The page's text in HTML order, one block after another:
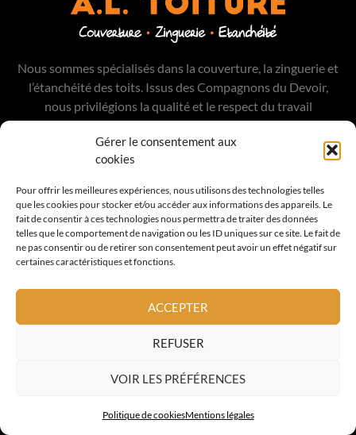
Gérer le consentement aux
cookies
Pour offrir les meilleures expériences, nous utilisons des technologies telles
que les cookies pour stocker et/ou accéder aux informations des appareils. Le
fait de consentir à ces technologies nous permettra de traiter des données
telles que le comportement de navigation ou les ID uniques sur ce site. Le fait de
ne pas consentir ou de retirer son consentement peut avoir un effet négatif sur
certaines caractéristiques et fonctions.
ACCEPTER
REFUSER
VOIR LES PRÉFÉRENCES
Politique de cookiesMentions légales
Nous sommes spécialisés dans la couverture, la zinguerie et
l’étanchéité des toits. Issus des Compagnons du Devoir,
nous privilégions la qualité et le respect du travail
correctement réalisé.
COORDONNÉES
06800 Cagnes sur Mer
France
06 15 59 34 68
A PROPOS